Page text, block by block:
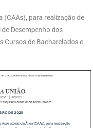
(CAAs), para realização de
Desempenho dos
Cursos de Bacharelados e